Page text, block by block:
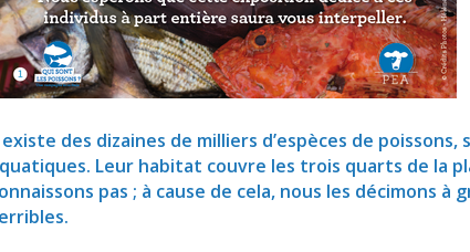
existe des dizaines de milliers d’espèces de
Leur habitat couvre les trois quarts de la
pas ; à cause de cela, nous les décimons